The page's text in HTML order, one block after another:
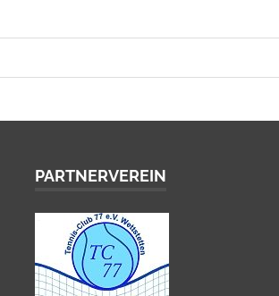
PARTNERVEREIN